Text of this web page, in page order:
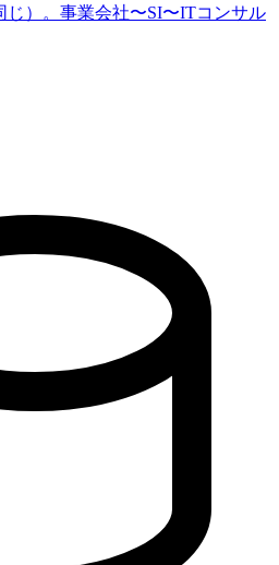
じ）。事業会社〜SI〜ITコンサル